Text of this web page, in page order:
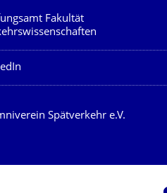
Fakultät
Spätverkehr e.V.